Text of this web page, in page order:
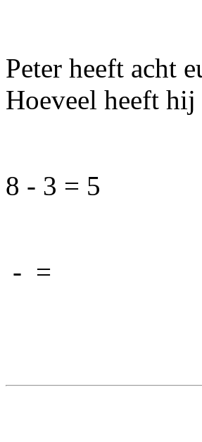
Peter heeft acht
Hoeveel heeft hij
8 - 3 = 5
- =